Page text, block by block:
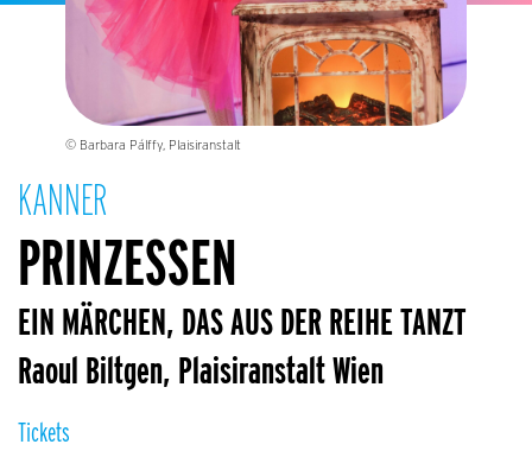
KANNER
© Barbara Pálffy, Plaisiranstalt
PRINZESSEN
EIN MÄRCHEN, DAS AUS DER REIHE TANZT
Raoul Biltgen, Plaisiranstalt Wien
Tickets